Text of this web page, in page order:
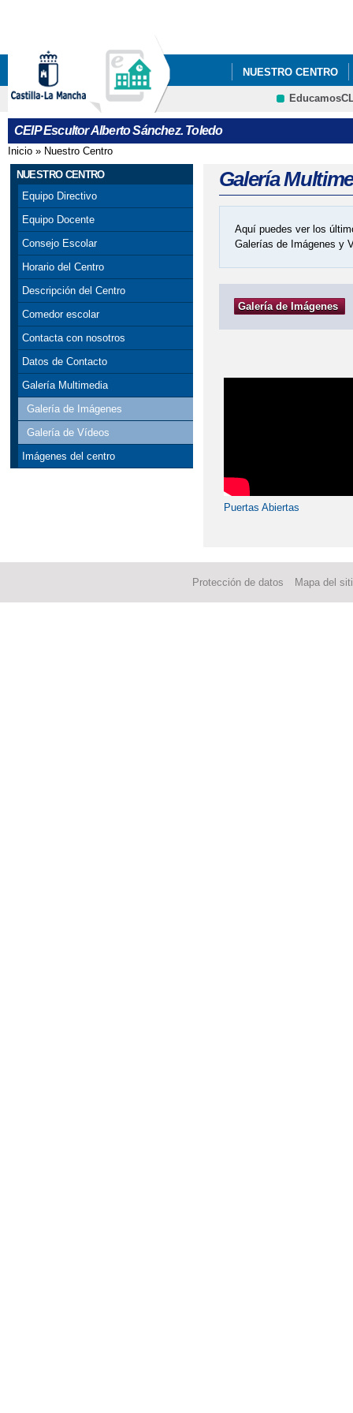
NUESTRO CENTRO
BLOG DEL CENTRO
PROCESO DE
CEIP Escultor Alberto Sánchez. Toledo
Se encuentra usted aquí
Inicio » Nuestro Centro
NUESTRO CENTRO
Equipo Directivo
Equipo Docente
Consejo Escolar
Horario del Centro
Descripción del Centro
Comedor escolar
Contacta con nosotros
Datos de Contacto
Galería Multimedia
Galería de Imágenes
Galería de Vídeos
Imágenes del centro
Galería
Aquí puedes ver los
Galerías de Imágenes y
Galería de Imágenes
Puertas Abiertas
Protección de datos Mapa del